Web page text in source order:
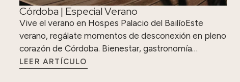
Córdoba | Especial Verano
Vive el verano en Hospes Palacio del BailíoEste
verano, regálate momentos de desconexión en pleno
corazón de Córdoba. Bienestar, gastronomía…
LEER ARTÍCULO